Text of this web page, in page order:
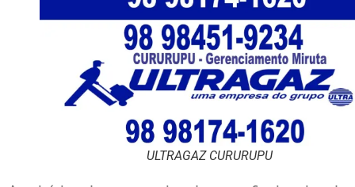
ULTRAGAZ CURURUPU